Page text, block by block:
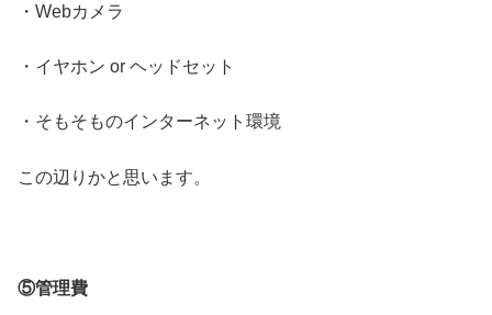
・Webカメラ
・イヤホン or ヘッドセット
・そもそものインターネット環境
この辺りかと思います。
⑤管理費